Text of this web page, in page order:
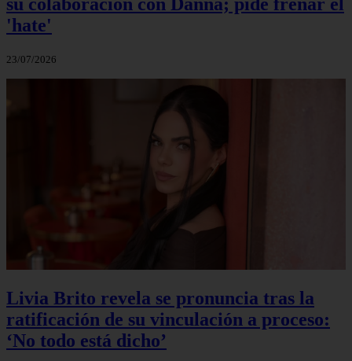
'hate'
23/07/2026
Livia Brito revela se pronuncia tras la
ratificación de su vinculación a proceso:
‘No todo está dicho’